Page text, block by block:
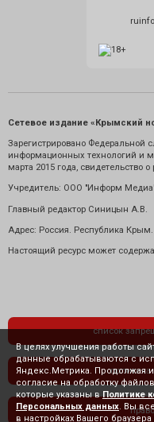
Сетевое издание «Крымский
Зарегистрировано Федеральной
информационных технологий и
марта 2015 года, свидетельство
Учредитель: ООО "Информ
Главный редактор Синицын А.В.
Адрес: Россия. Республика Крым.
Настоящий ресурс может
список
политика
В целях улучшения работы
данные обрабатываются с
Яндекс.Метрика. Продолжая
согласие на обработку
которые указаны в Политике
Персональных данных . Вы
в настройках Вашего браузера